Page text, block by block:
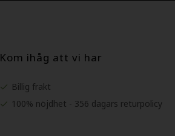
Kom ihåg att vi har
Billig frakt
100% nöjdhet - 356 dagars returpolicy